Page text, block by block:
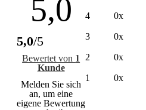
5,0
5,0/5
Bewertet von 1
Kunde
Melden Sie sich
an, um eine
eigene Bewertung
4 0x
3 0x
2 0x
1 0x